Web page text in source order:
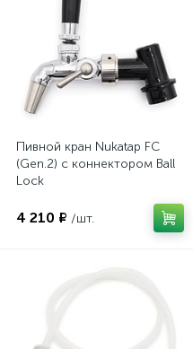
Пивной кран Nukatap FC
(Gen.2) с коннектором Ball
Lock
4 210 ₽ /шт.